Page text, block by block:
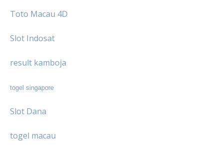
Toto Macau 4D
Slot Indosat
result kamboja
togel singapore
Slot Dana
togel macau